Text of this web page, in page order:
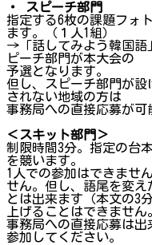
・ スピーチ部門
指定する6枚の課題フォ
ます。（１人1組）
→「話してみよう韓国語
ピーチ部門が本大会の
予選となります。
但し、スピーチ部門が
されない地域の方は
事務局への直接応募が可
＜スキット部門＞
制限時間3分。指定の台
を競います。
1人での参加はできませ
せん。但し、語尾を変
とは出来ます（本文の3
上げることはできません
事務局への直接応募は
参加してください。